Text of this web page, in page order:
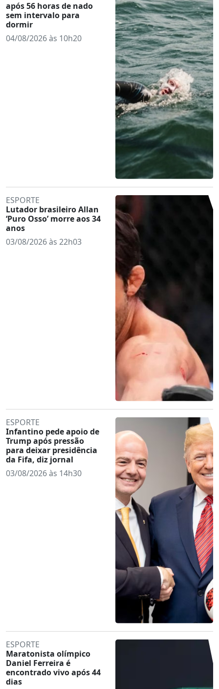
após 56 horas de nado
sem intervalo para
dormir
04/08/2026 às 10h20
ESPORTE
Lutador brasileiro Allan
‘Puro Osso’ morre aos 34
anos
03/08/2026 às 22h03
ESPORTE
Infantino pede apoio de
Trump após pressão
para deixar presidência
da Fifa, diz jornal
03/08/2026 às 14h30
ESPORTE
Maratonista olímpico
Daniel Ferreira é
encontrado vivo após 44
dias